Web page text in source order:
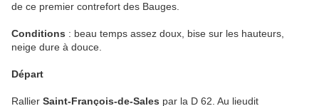
de ce premier contrefort des Bauges.
Conditions : beau temps assez doux, bise sur les hauteurs,
neige dure à douce.
Départ
Rallier Saint-François-de-Sales par la D 62. Au lieudit